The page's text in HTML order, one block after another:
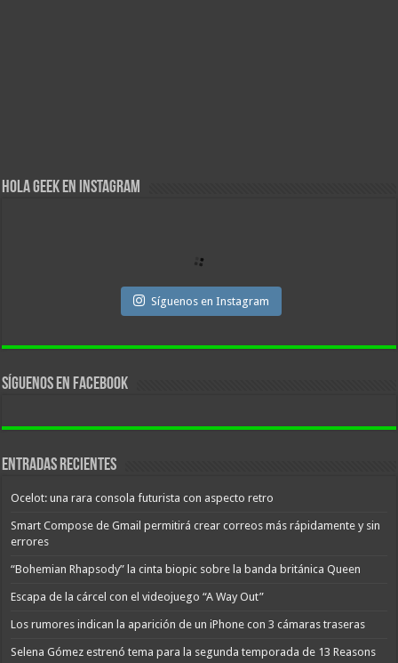
Hola Geek en Instagram
Síguenos en Instagram
Síguenos en facebook
Entradas recientes
Ocelot: una rara consola futurista con aspecto retro
Smart Compose de Gmail permitirá crear correos más rápidamente y sin
errores
“Bohemian Rhapsody” la cinta biopic sobre la banda británica Queen
Escapa de la cárcel con el videojuego “A Way Out”
Los rumores indican la aparición de un iPhone con 3 cámaras traseras
Selena Gómez estrenó tema para la segunda temporada de 13 Reasons